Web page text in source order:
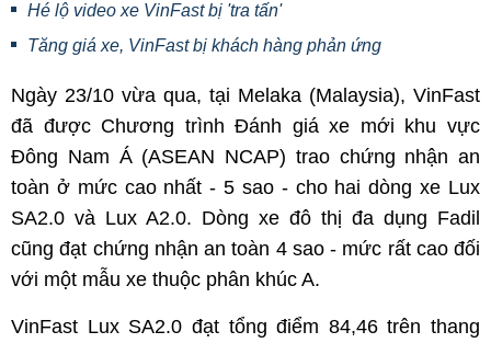
Hé lộ video xe VinFast bị 'tra tấn'
Tăng giá xe, VinFast bị khách hàng phản ứng
Ngày 23/10 vừa qua, tại Melaka (Malaysia), VinFast
đã được Chương trình Đánh giá xe mới khu vực
Đông Nam Á (ASEAN NCAP) trao chứng nhận an
toàn ở mức cao nhất - 5 sao - cho hai dòng xe Lux
SA2.0 và Lux A2.0. Dòng xe đô thị đa dụng Fadil
cũng đạt chứng nhận an toàn 4 sao - mức rất cao đối
với một mẫu xe thuộc phân khúc A.
VinFast Lux SA2.0 đạt tổng điểm 84,46 trên thang